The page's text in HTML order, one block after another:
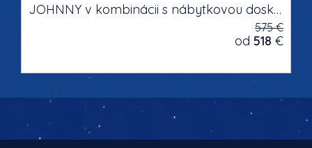
JOHNNY v kombinácii s nábytkovou doskou masívne drevo Poschodová detská posteľ s úložným priestorom na posteľnú bielizeň
575 €
od 518 €